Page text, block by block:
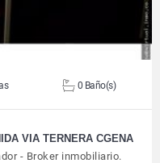
0 Baño(s)
VIA TERNERA CGENA
- Broker inmobiliario.